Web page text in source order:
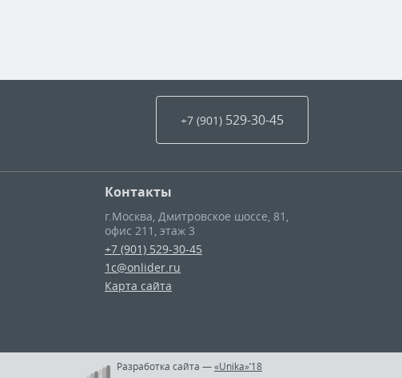
+7 (901) 529-30-45
Контакты
г.Москва Дмитровское шоссе, 81,
офис 211, этаж 3
+7 (901) 529-30-45
1c@onlider.ru
Карта сайта
Разработка сайта —«Unika»’18